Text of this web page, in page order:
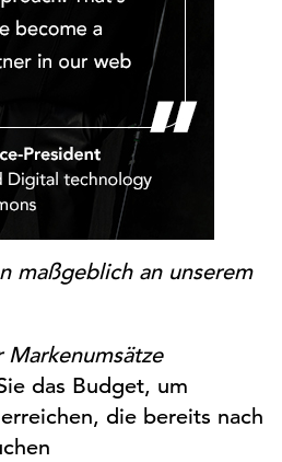
maßgeblich an unserem
Markenumsätze
das Budget, um
die bereits nach